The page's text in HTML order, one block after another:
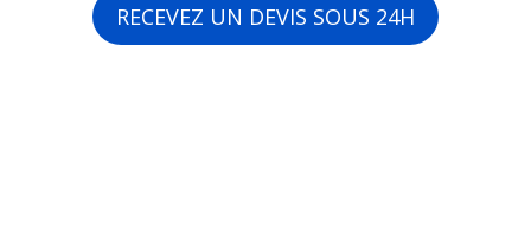
RECEVEZ UN DEVIS SOUS 24H